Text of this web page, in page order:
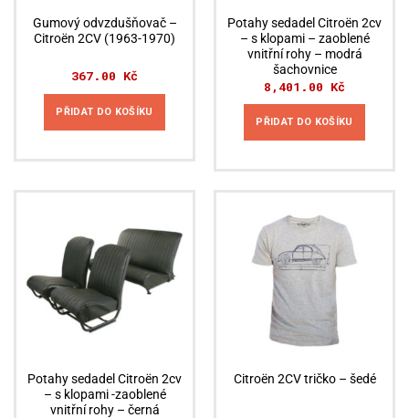
Gumový odvzdušňovač –
Citroën 2CV (1963-1970)
367.00 Kč
PŘIDAT DO KOŠÍKU
Potahy sedadel Citroën 2cv
– s klopami – zaoblené
vnitřní rohy – modrá
šachovnice
8,401.00 Kč
PŘIDAT DO KOŠÍKU
Potahy sedadel Citroën 2cv
– s klopami -zaoblené
vnitřní rohy – černá
Citroën 2CV tričko – šedé